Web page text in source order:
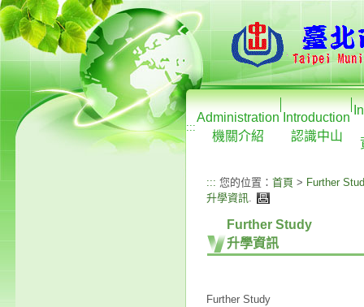
:::
Administration
機關介紹
Introduction
認識中山
::: 您的位置： 首頁 > Further
升學資訊.
Further Study
升學資訊
Further Study